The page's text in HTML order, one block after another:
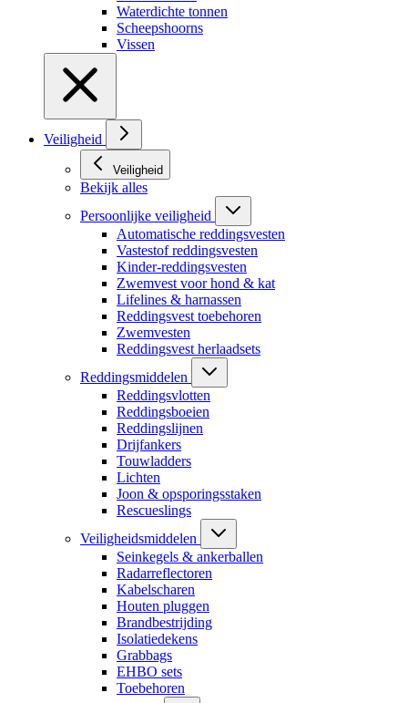
Waterdichte tonnen
Scheepshoorns
Vissen
Veiligheid
Veiligheid
Bekijk alles
Persoonlijke veiligheid
Automatische reddingsvesten
Vastestof reddingsvesten
Kinder-reddingsvesten
Zwemvest voor hond & kat
Lifelines & harnassen
Reddingsvest toebehoren
Zwemvesten
Reddingsvest herlaadsets
Reddingsmiddelen
Reddingsvlotten
Reddingsboeien
Reddingslijnen
Drijfankers
Touwladders
Lichten
Joon & opsporingsstaken
Rescueslings
Veiligheidsmiddelen
Seinkegels & ankerballen
Radarreflectoren
Kabelscharen
Houten pluggen
Brandbestrijding
Isolatiedekens
Grabbags
EHBO sets
Toebehoren